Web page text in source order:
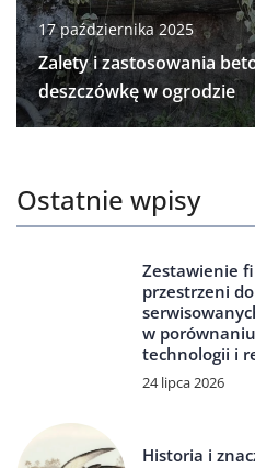
17 października 2025
Zalety i zastosowania
deszczówkę w ogrodzie
Ostatnie wpisy
Zestawienie
przestrzeni
w
technologii i
24 lipca 2026
Historia i